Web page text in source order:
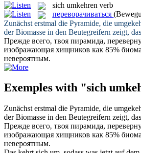
sich umkehren verb
переворачиваться
Zunächst erstmal die Pyramide, die
der Biomasse in den Beutegreifern zeigt,
Прежде всего, твоя пирамида,
изображающая хищников как 85%
невероятным.
Exemples with "sich
Zunächst erstmal die Pyramide, die
der Biomasse in den Beutegreifern zeigt,
Прежде всего, твоя пирамида,
изображающая хищников как 85%
невероятным.